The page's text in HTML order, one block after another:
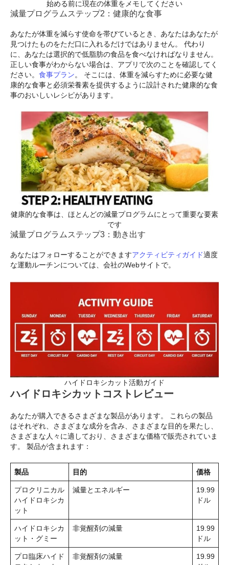
始める前に現在の体重をメモしてください
減量プログラムステップ2：健康的な食事
あなたが体重を減らす使命を帯びているとき、あなたはあなたが
見つけたものをただ口に入れるだけではありません。 代わり
に、あなたは選択的で低脂肪の食品を食べなければなりません。
正しい食事がわからない場合は、アプリで次のことを確認してく
ださい。 食事プラン。 そこには、体重を減らすために必要な健
康的な食事と必須栄養素を提供するように設計された健康的な食
事のおいしいレシピがあります。
健康的な食事は、ほとんどの減量プログラムにとって重要な要素
です
減量プログラムステップ3：動き出す
あなたはフォローすることができますアクティビティガイド適度
な運動ルーチンについては、会社のWebサイトで。
ハイドロキシカット活動ガイド
ハイドロキシカットコストレビュー
あなたが購入できるさまざまな製品があります。 これらの製品
はそれぞれ、さまざまな成分を含み、さまざまな目的を果たし、
さまざまな人々に適しており、さまざまな価格で販売されていま
す。 製品が含まれます：
製品 目的 価格
プロクリニカル
ハイドロキシカ
ット
減量とエネルギー
19.99
ドル
ハイドロキシカ
ット・グミー
非覚醒剤の減量
19.99
ドル
プロ臨床ハイド
非覚醒剤の減量
19.99